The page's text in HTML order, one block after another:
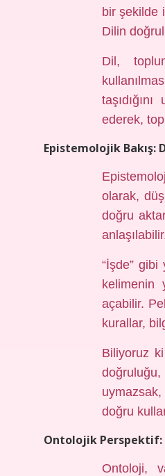
bir şekilde
Dilin
Dil,
ederek,
Epistemolojik Bakış:
olarak,
doğru
“İşde”
kelimenin
açabilir.
kurallar,
Biliyoruz
doğru
Ontolojik Perspektif:
Ontoloji,